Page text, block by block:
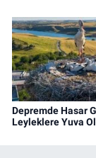
Depremde Hasar
Leyleklere Yuva